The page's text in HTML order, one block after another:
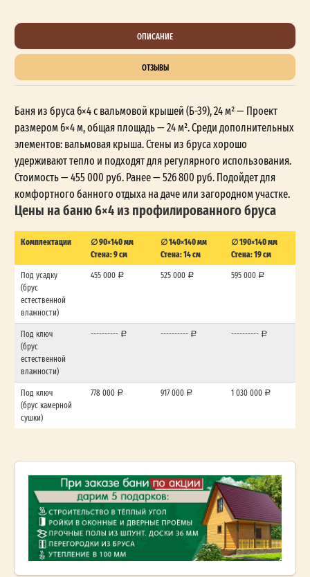
ОПИСАНИЕ
ОТЗЫВЫ
Баня из бруса 6×4 с вальмовой крышей (Б-39), 24 м² — Проект
размером 6×4 м, общая площадь — 24 м². Среди дополнительных
элементов: вальмовая крыша. Стены из бруса хорошо
удерживают тепло и подходят для регулярного использования.
Стоимость — 455 000 руб. Ранее — 526 800 руб. Подойдет для
комфортного банного отдыха на даче или загородном участке.
Цены на баню 6×4 из профилированного бруса
Комплектации
∅ 90×140 мм
Стена: 9 см
∅ 140×140 мм
Стена: 14 см
∅ 190×140 мм
Стена: 19 см
Под усадку
(брус
естественной
влажности)
455 000 525 000 595 000
Под ключ
(брус
естественной
влажности)
---------- ---------- ----------
Под ключ
(брус камерной
сушки)
778 000 917 000 1 030 000